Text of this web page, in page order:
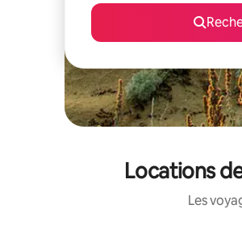
Locations
Les